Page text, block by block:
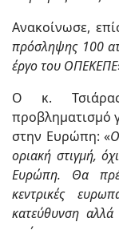
Ανακοίνωσε,
πρόσληψης 100
έργο του ΟΠΕΚΕΠΕ
Ο κ. Τσιάρας
προβληματισμό
στην Ευρώπη: «
οριακή στιγμή,
Ευρώπη. Θα
κεντρικές
κατεύθυνση